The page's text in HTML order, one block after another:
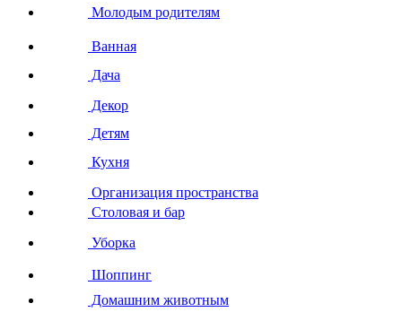
Молодым родителям
Ванная
Дача
Декор
Детям
Кухня
Организация пространства
Столовая и бар
Уборка
Шоппинг
Домашним животным